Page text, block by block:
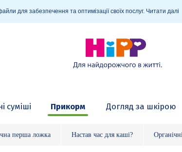
для забезпечення та оптимізації своїх послуг. Читати далі
суміші Прикорм Догляд за шкірою
перша ложка Настав час для каші?